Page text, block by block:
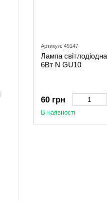
Артикул: 49147
Лампа
6Вт N GU10
60 грн
В наявності